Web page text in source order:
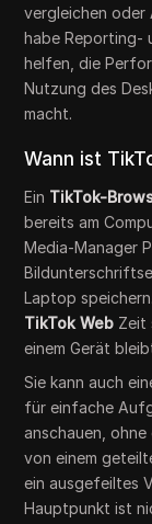
vergleichen oder
habe Reporting-
helfen, die
Nutzung des
macht.
Wann ist
Ein TikTok-
bereits am
Media-Manager
Laptop
TikTok Web Zeit
einem Gerät
Sie kann auch
für einfache
anschauen,
von einem
ein ausgefeiltes
Hauptpunkt ist